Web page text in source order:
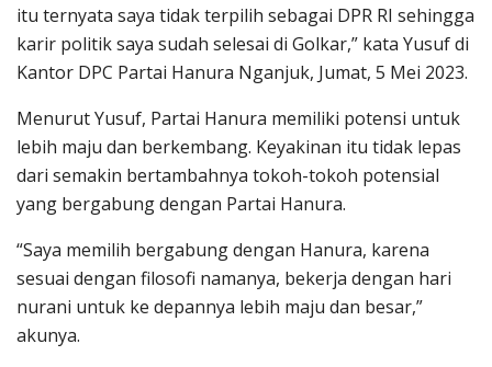
itu ternyata saya tidak terpilih sebagai DPR RI sehingga
karir politik saya sudah selesai di Golkar,” kata Yusuf di
Kantor DPC Partai Hanura Nganjuk, Jumat, 5 Mei 2023.
Menurut Yusuf, Partai Hanura memiliki potensi untuk
lebih maju dan berkembang. Keyakinan itu tidak lepas
dari semakin bertambahnya tokoh-tokoh potensial
yang bergabung dengan Partai Hanura.
“Saya memilih bergabung dengan Hanura, karena
sesuai dengan filosofi namanya, bekerja dengan hari
nurani untuk ke depannya lebih maju dan besar,”
akunya.